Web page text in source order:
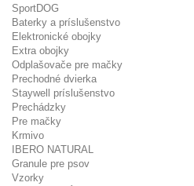
SportDOG
Baterky a príslušenstvo
Elektronické obojky
Extra obojky
Odplašovače pre mačky
Prechodné dvierka
Staywell príslušenstvo
Prechádzky
Pre mačky
Krmivo
IBERO NATURAL
Granule pre psov
Vzorky